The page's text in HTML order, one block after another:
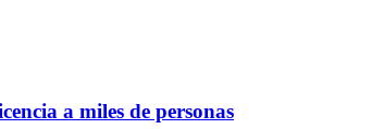
a miles de personas